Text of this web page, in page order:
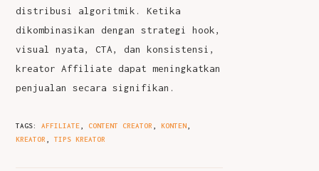
distribusi algoritmik. Ketika
dikombinasikan dengan strategi hook,
visual nyata, CTA, dan konsistensi,
kreator Affiliate dapat meningkatkan
penjualan secara signifikan.
TAGS:AFFILIATE CONTENT CREATOR KONTEN
KREATOR
TIPS KREATOR